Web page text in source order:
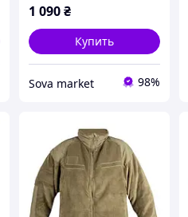
1 090 ₴
Купить
Sova market 98%